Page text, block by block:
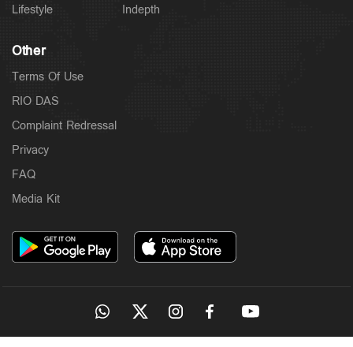
Lifestyle
Indepth
Other
Terms Of Use
RIO DAS
Complaint Redressal
Privacy
FAQ
Media Kit